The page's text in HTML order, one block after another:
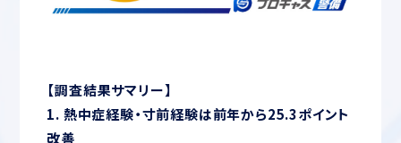
【調査結果サマリー】
1. 熱中症経験・寸前経験は前年から25.3ポイント
改善